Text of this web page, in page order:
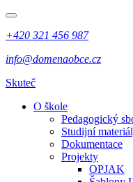
+420 321 456 987
info@domenaobce.cz
Skuteč
O škole
Pedagogický
Studijní
Dokumentace
Projekty
OPJAK